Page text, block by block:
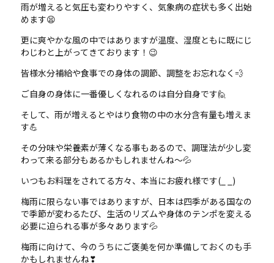
雨が増えると気圧も変わりやすく、気象病の症状も多く出始
めます😫
更に爽やかな風の中ではありますが温度、湿度ともに既にじ
わじわと上がってきております！😉
皆様水分補給や食事での身体の調節、調整をお忘れなく💨
ご自身の身体に一番優しくなれるのは自分自身です🙋
そして、雨が増えるとやはり食物の中の水分含有量も増えま
す💪
その分味や栄養素が薄くなる事もあるので、調理法が少し変
わって来る部分もあるかもしれませんね～💦
いつもお料理をされてる方々、本当にお疲れ様です(_ _)
梅雨に限らない事ではありますが、日本は四季がある国なの
で季節が変わるたび、生活のリズムや身体のテンポを変える
必要に迫られる事が多々あります💦
梅雨に向けて、今のうちにご褒美を何か準備しておくのも手
かもしれませんね❣